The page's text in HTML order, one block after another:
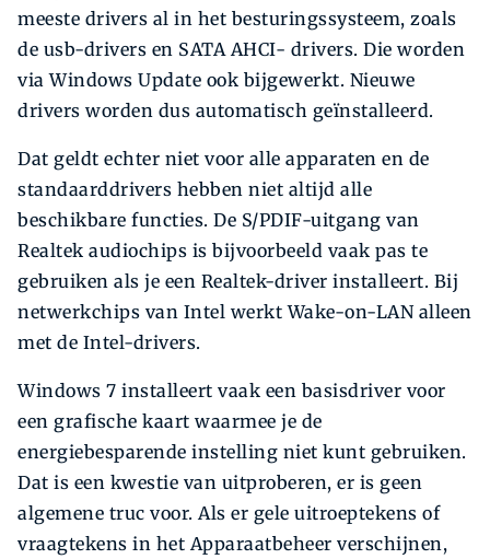
meeste drivers al in het besturingssysteem, zoals
de usb-drivers en SATA AHCI- drivers. Die worden
via Windows Update ook bijgewerkt. Nieuwe
drivers worden dus automatisch geïnstalleerd.
Dat geldt echter niet voor alle apparaten en de
standaarddrivers hebben niet altijd alle
beschikbare functies. De S/PDIF-uitgang van
Realtek audiochips is bijvoorbeeld vaak pas te
gebruiken als je een Realtek-driver installeert. Bij
netwerkchips van Intel werkt Wake-on-LAN alleen
met de Intel-drivers.
Windows 7 installeert vaak een basisdriver voor
een grafische kaart waarmee je de
energiebesparende instelling niet kunt gebruiken.
Dat is een kwestie van uitproberen, er is geen
algemene truc voor. Als er gele uitroeptekens of
vraagtekens in het Apparaatbeheer verschijnen,